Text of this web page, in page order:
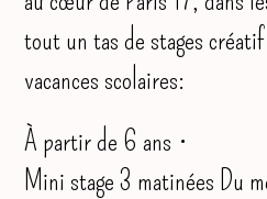
tout un tas de stages
vacances scolaires:
À partir de 6 ans •
Mini stage 3 matinées Du